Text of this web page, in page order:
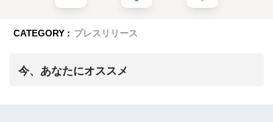
CATEGORY : プレスリリース
今、あなたにオススメ